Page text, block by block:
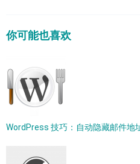
你可能也喜欢
WordPress 技巧：自动隐藏邮件地